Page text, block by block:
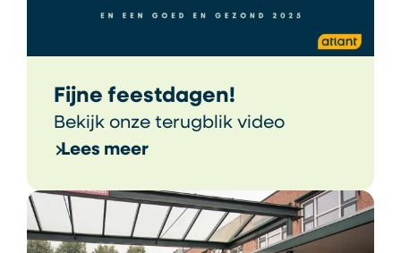
Fijne feestdagen!
Bekijk onze terugblik video
Lees meer